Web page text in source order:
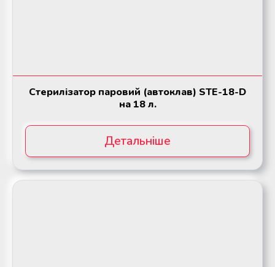
Стерилізатор паровий (автоклав) STE-18-D
на 18 л.
Детальніше